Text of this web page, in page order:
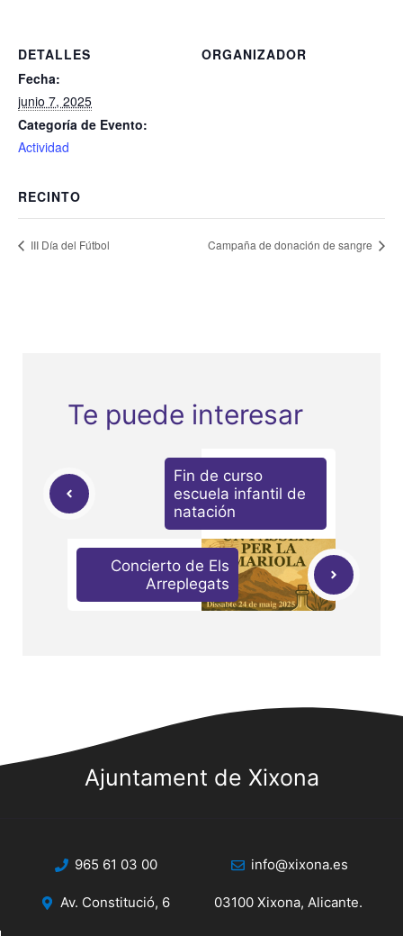
DETALLES
Fecha:
junio 7, 2025
Categoría de Evento:
Actividad
ORGANIZADOR
RECINTO
III Día del Fútbol Campaña de donación de sangre
Te puede interesar
Fin de curso
escuela infantil de
natación
Concierto de Els
Arreplegats
Ajuntament de Xixona
965 61 03 00 info@xixona.es
Av. Constitució, 6 03100 Xixona, Alicante.